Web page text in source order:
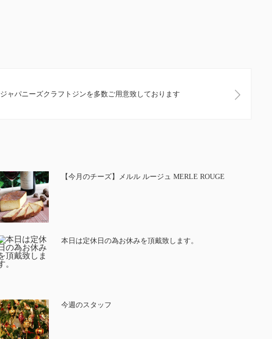
ジャパニーズクラフトジンを多数ご用意致しております
【今月のチーズ】メルル ルージュ MERLE ROUGE
本日は定休日の為お休みを頂戴致します。
今週のスタッフ